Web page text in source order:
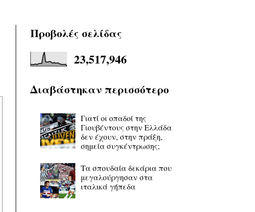
Προβολές σελίδας
23,517,946
Διαβάστηκαν περισσότερο
Γιατί οι οπαδοί της
Γιουβέντους στην Ελλάδα
δεν έχουν, στην πράξη,
σημεία συγκέντρωσης;
Τα σπουδαία δεκάρια που
μεγαλούργησαν στα
ιταλικά γήπεδα